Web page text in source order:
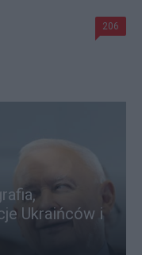
206
Ukraińców i